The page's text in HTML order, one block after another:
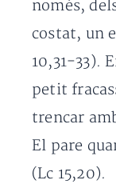
només,
costat, un
10,31-33).
petit
trencar
El pare
(Lc 15,20).